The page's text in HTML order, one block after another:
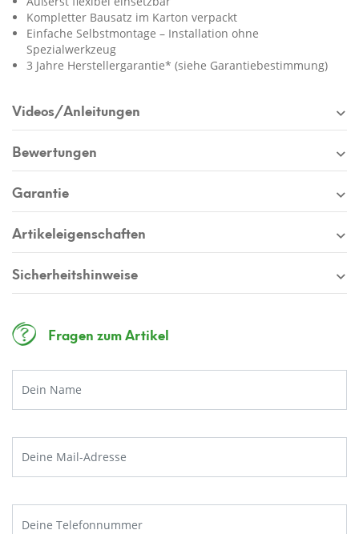
Kompletter Bausatz im Karton verpackt
Einfache Selbstmontage – Installation ohne
Spezialwerkzeug
3 Jahre Herstellergarantie* (siehe Garantiebestimmung)
Videos/Anleitungen
Bewertungen
Garantie
Artikeleigenschaften
Sicherheitshinweise
Fragen zum Artikel